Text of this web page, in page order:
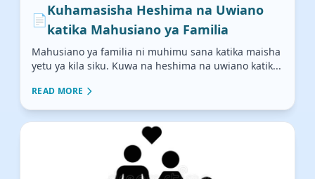
📄
Kuhamasisha Heshima na Uwiano
katika Mahusiano ya Familia
Mahusiano ya familia ni muhimu sana katika maisha
yetu ya kila siku. Kuwa na heshima na uwiano katik...
READ MORE